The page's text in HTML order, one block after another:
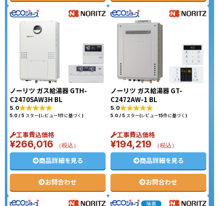
ノーリツ ガス給湯器 GTH-
C2470SAW3H BL
5.0
5.0 / 5 スター(レビュー1件に基づく)
工事費込価格
¥266,016 （税込）
商品詳細を見る
お問合わせ
ノーリツ ガス給湯器 GT-
C2472AW-1 BL
5.0
5.0 / 5 スター(レビュー15件に基づく)
工事費込価格
¥194,219 （税込）
商品詳細を見る
お問合わせ